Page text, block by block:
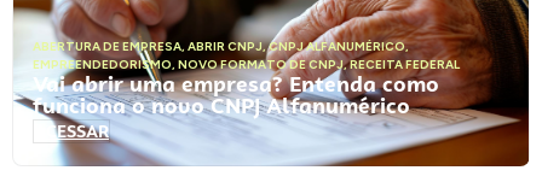
ABERTURA DE EMPRESA, ABRIR CNPJ,CNPJ ALFANUMÉRICO,
EMPREENDEDORISMO, NOVO FORMATO DE CNPJ,RECEITA FEDERAL
Vai abrir uma empresa? Entenda como
funciona o novo CNPJ Alfanumérico
ACESSAR